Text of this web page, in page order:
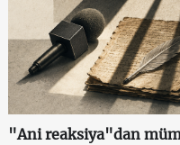
"Ani reaksiya"dan